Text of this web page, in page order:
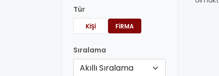
Tür
KIŞI FIRMA
Sıralama
Akıllı Sıralama